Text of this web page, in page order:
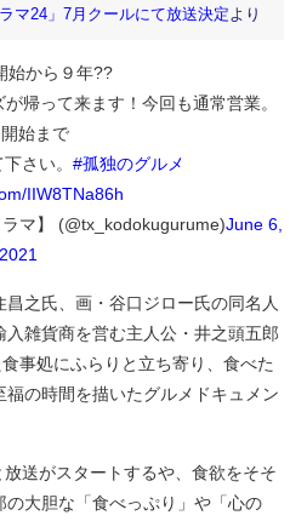
マ24」7月クールにて放送決定より
始から９年??
帰って来ます！今回も通常営業。
始まで
さい。 #孤独のグルメ
IIW8TNa86h
マ】 (@tx_kodokugurume)June 6,
2021
之氏、画・谷口ジロー氏の同名人
雑貨商を営む主人公・井之頭五郎
事処にふらりと立ち寄り、食べた
の時間を描いたグルメドキュメン
送がスタートするや、食欲をそそ
大胆な「食べっぷり」や「心の